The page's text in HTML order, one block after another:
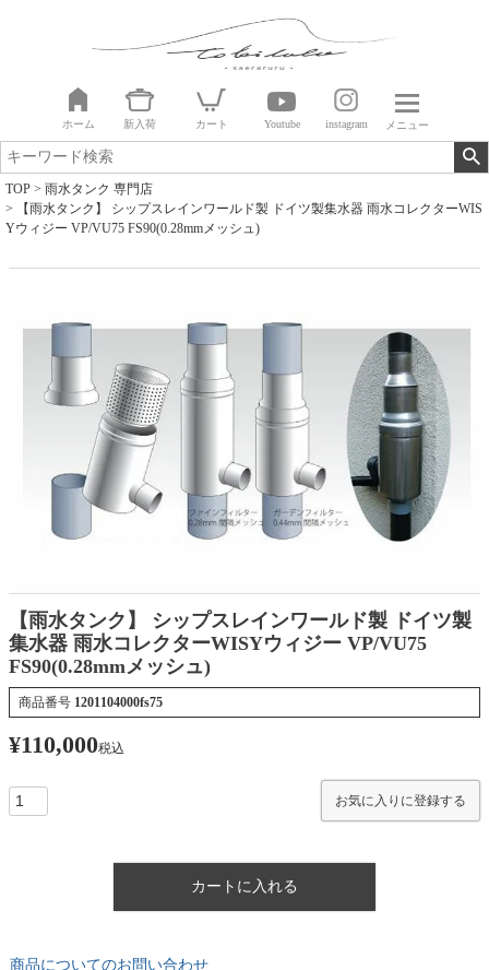
ホーム 新入荷 カート Youtube instagram メニュー
TOP
雨水タンク 専門店
【雨水タンク】 シップスレインワールド製 ドイツ製集水器 雨水コレクターWIS
Yウィジー VP/VU75 FS90(0.28mmメッシュ)
【雨水タンク】 シップスレインワールド製 ドイツ製
集水器 雨水コレクターWISYウィジー VP/VU75
FS90(0.28mmメッシュ)
商品番号 1201104000fs75
¥110,000税込
お気に入りに登録する
カートに入れる
商品についてのお問い合わせ